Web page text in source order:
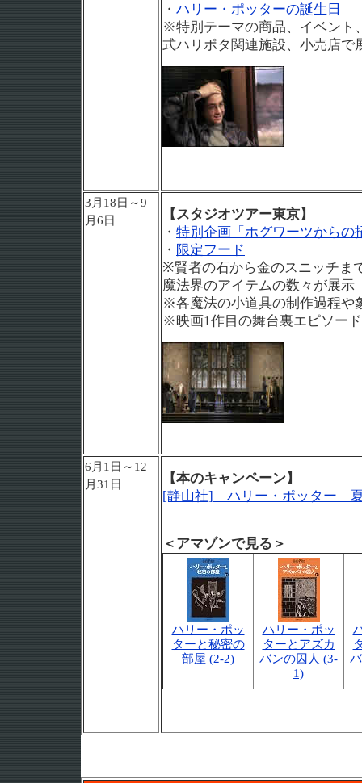
・ ハリー・ポッターの誕生日
※特別テーマの商品、イベント
式ハリポタ関連施設、小売店で
3月18日～9
月6日
【スタジオツアー東京】
・ 特別企画「ホグワーツからの
・ 限定フード
※賢者の石から金のスニッチま
魔法界のアイテムの数々が展示
※各魔法の小道具の制作過程や
※映画1作目の舞台裏エピソー
6月1日～12
月31日
【本のキャンペーン】
[静山社] ハリー・ポッター 夏
＜アマゾンで見る＞
ハリー・ポッ
ターと秘密の
部屋 (2-2)
ハリー・ポッ
ターとアズカ
バンの囚人 (3-
1)